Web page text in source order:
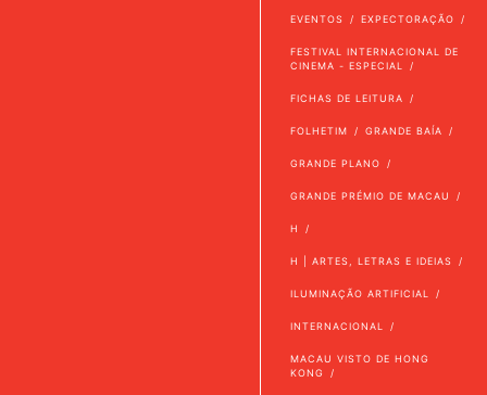
EVENTOS EXPECTORAÇÃO
FESTIVAL INTERNACIONAL DE
CINEMA - ESPECIAL
FICHAS DE LEITURA
FOLHETIM GRANDE BAÍA
GRANDE PLANO
GRANDE PRÉMIO DE MACAU
H
H | ARTES, LETRAS E IDEIAS
ILUMINAÇÃO ARTIFICIAL
INTERNACIONAL
MACAU VISTO DE HONG
KONG